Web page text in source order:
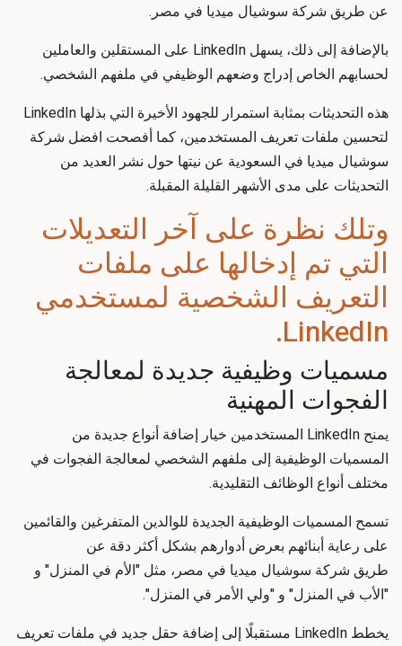
عن طريق شركة سوشيال ميديا في مصر.
بالإضافة إلى ذلك، يسهل LinkedIn على المستقلين والعاملين
لحسابهم الخاص إدراج وضعهم الوظيفي في ملفهم الشخصي.
هذه التحديثات بمثابة استمرار للجهود الأخيرة التي بذلها LinkedIn
لتحسين ملفات تعريف المستخدمين، كما أفصحت افضل شركة
سوشيال ميديا في السعودية عن نيتها حول نشر العديد من
التحديثات على مدى الأشهر القليلة المقبلة.
وتلك نظرة على آخر التعديلات
التي تم إدخالها على ملفات
التعريف الشخصية لمستخدمي
LinkedIn.
مسميات وظيفية جديدة لمعالجة
الفجوات المهنية
يمنح LinkedIn المستخدمين خيار إضافة أنواع جديدة من
المسميات الوظيفية إلى ملفهم الشخصي لمعالجة الفجوات في
مختلف أنواع الوظائف التقليدية.
تسمح المسميات الوظيفية الجديدة للوالدين المتفرغين والقائمين
على رعاية أبنائهم بعرض أدوارهم بشكل أكثر دقة عن
طريق شركة سوشيال ميديا في مصر، مثل "الأم في المنزل" و
"الأب في المنزل" و "ولي الأمر في المنزل".
يخطط LinkedIn مستقبلًا إلى إضافة حقل جديد في ملفات تعريف